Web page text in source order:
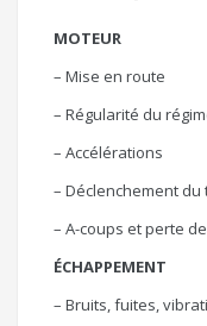
MOTEUR
– Mise en route
– Régularité du
– Accélérations
– Déclenchement
– A-coups et perte
ÉCHAPPEMENT
– Bruits, fuites,